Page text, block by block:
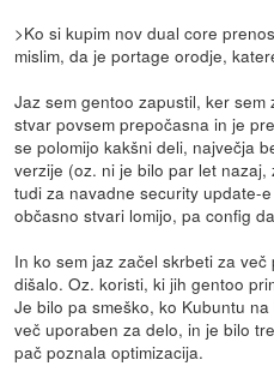
>Ko si kupim nov dual core
mislim, da je portage orodje,
Jaz sem gentoo zapustil, ker
stvar povsem prepočasna in je
se polomijo kakšni deli, največja
verzije (oz. ni je bilo par let
tudi za navadne security update-
občasno stvari lomijo, pa config
In ko sem jaz začel skrbeti za
dišalo. Oz. koristi, ki jih gentoo
Je bilo pa smeško, ko Kubuntu
več uporaben za delo, in je bilo
pač poznala optimizacija.